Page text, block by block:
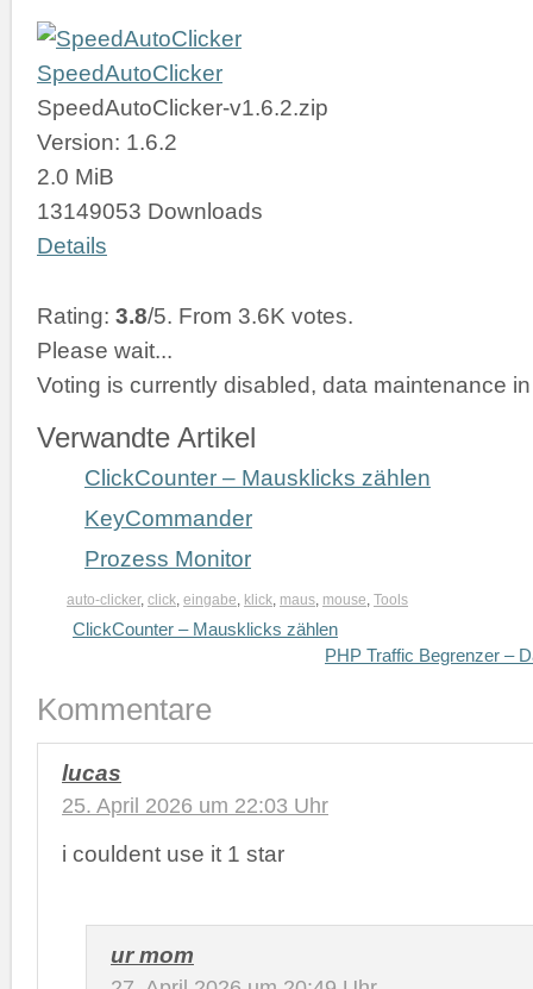
SpeedAutoClicker
SpeedAutoClicker-v1.6.2.zip
Version: 1.6.2
2.0 MiB
13149053 Downloads
Details
Rating: 3.8/5. From 3.6K votes.
Please wait...
Voting is currently disabled, data maintenance
Verwandte Artikel
ClickCounter – Mausklicks zählen
KeyCommander
Prozess Monitor
auto-clicker, click, eingabe, klick, maus, mouse, Tools
ClickCounter – Mausklicks zählen
PHP Traffic Begrenzer –
Kommentare
lucas
25. April 2026 um 22:03 Uhr
i couldent use it 1 star
ur mom